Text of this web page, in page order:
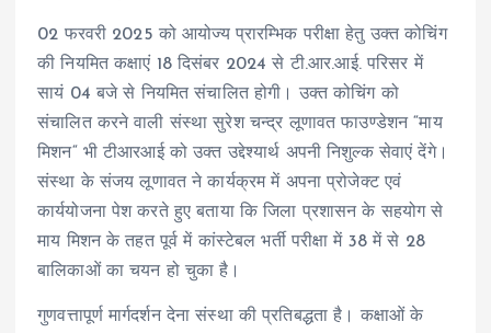
02 फरवरी 2025 को आयोज्य प्रारम्भिक परीक्षा हेतु उक्त कोचिंग
की नियमित कक्षाएं 18 दिसंबर 2024 से टी.आर.आई. परिसर में
सायं 04 बजे से नियमित संचालित होगी। उक्त कोचिंग को
संचालित करने वाली संस्था सुरेश चन्द्र लूणावत फाउण्डेशन “माय
मिशन“ भी टीआरआई को उक्त उद्देश्यार्थ अपनी निशुल्क सेवाएं देंगे।
संस्था के संजय लूणावत ने कार्यक्रम में अपना प्रोजेक्ट एवं
कार्ययोजना पेश करते हुए बताया कि जिला प्रशासन के सहयोग से
माय मिशन के तहत पूर्व में कांस्टेबल भर्ती परीक्षा में 38 में से 28
बालिकाओं का चयन हो चुका है।
गुणवत्तापूर्ण मार्गदर्शन देना संस्था की प्रतिबद्धता है। कक्षाओं के